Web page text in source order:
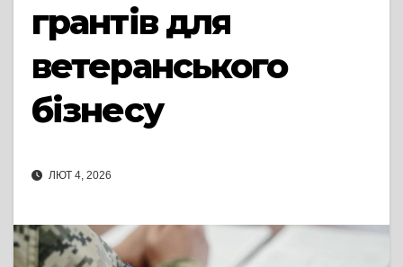
грантів для
ветеранського
бізнесу
ЛЮТ 4, 2026